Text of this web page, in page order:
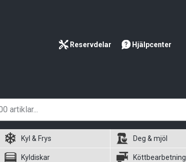
Reservdelar Hjälpcenter
Kyl & Frys Deg & mjöl
Kyldiskar Köttbearbetning